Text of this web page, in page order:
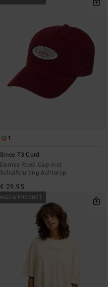
1
Since 73 Cord
Dames Rood Cap met
Schuifsluiting Achterop
€ 29,95
NIEUW PRODUCT